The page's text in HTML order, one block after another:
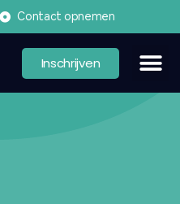
Contact opnemen
Inschrijven